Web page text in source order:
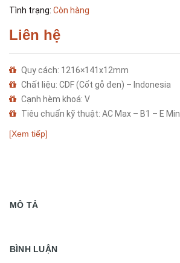
Tình trạng: Còn hàng
Liên hệ
Quy cách: 1216×141x12mm
Chất liệu: CDF (Cốt gỗ đen) – Indonesia
Cạnh hèm khoá: V
Tiêu chuẩn kỹ thuật: AC Max – B1 – E Min
Bảo hành nhà sản xuất: 25 năm
[Xem tiếp]
MÔ TẢ
BÌNH LUẬN